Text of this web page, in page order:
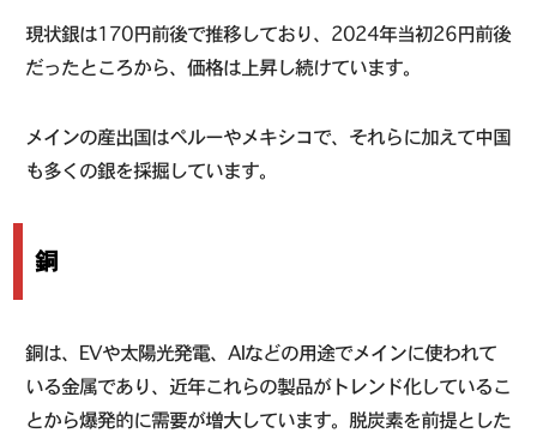
現状銀は170円前後で推移しており、2024年当初26円前後
だったところから、価格は上昇し続けています。
メインの産出国はペルーやメキシコで、それらに加えて中国
も多くの銀を採掘しています。
銅
銅は、EVや太陽光発電、AIなどの用途でメインに使われて
いる金属であり、近年これらの製品がトレンド化しているこ
とから爆発的に需要が増大しています。脱炭素を前提とした